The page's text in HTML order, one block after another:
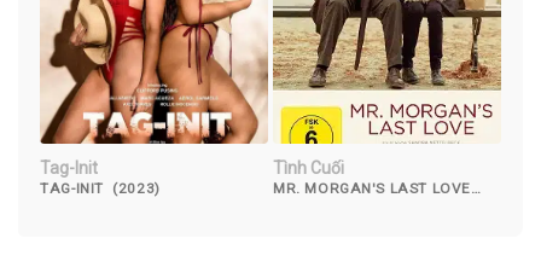
Tag-Init
TAG-INIT (2023)
Tình Cuối
MR. MORGAN'S LAST LOVE